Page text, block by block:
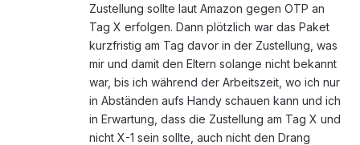
Zustellung sollte laut Amazon gegen OTP an
Tag X erfolgen. Dann plötzlich war das Paket
kurzfristig am Tag davor in der Zustellung, was
mir und damit den Eltern solange nicht bekannt
war, bis ich während der Arbeitszeit, wo ich nur
in Abständen aufs Handy schauen kann und ich
in Erwartung, dass die Zustellung am Tag X und
nicht X-1 sein sollte, auch nicht den Drang